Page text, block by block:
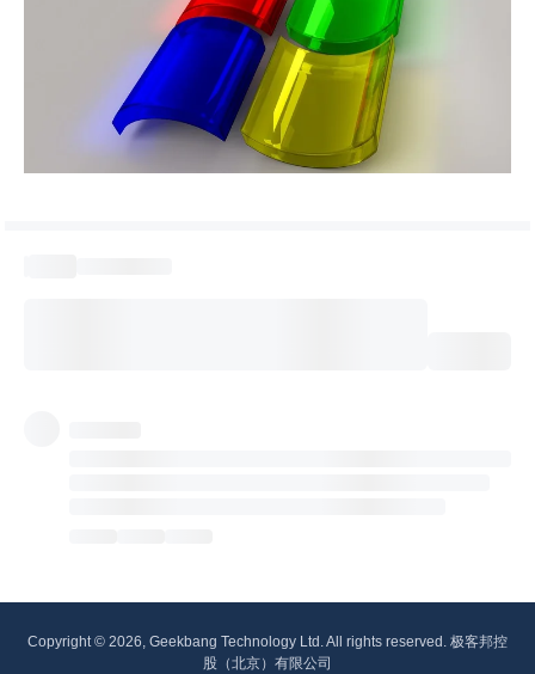
Copyright © 2026, Geekbang Technology Ltd. All rights reserved. 极客邦控
股（北京）有限公司